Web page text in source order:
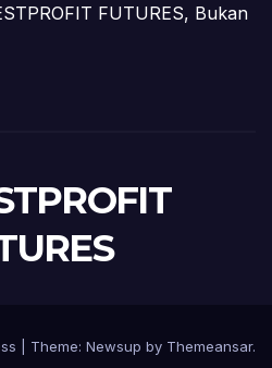
FUTURES, Bukan
Theme: Newsup by Themeansar.